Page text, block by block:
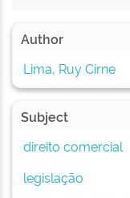
Author
Lima, Ruy Cirne
Subject
direito comercial
legislação